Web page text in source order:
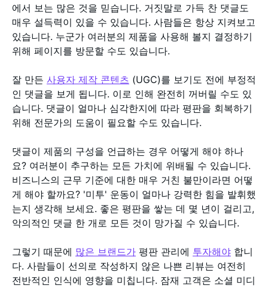
에서 보는 많은 것을 믿습니다. 거짓말로 가득 찬 댓글도
매우 설득력이 있을 수 있습니다. 사람들은 항상 지켜보고
있습니다. 누군가 여러분의 제품을 사용해 볼지 결정하기
위해 페이지를 방문할 수도 있습니다.
잘 만든 사용자 제작 콘텐츠 (UGC)를 보기도 전에 부정적
인 댓글을 보게 됩니다. 이로 인해 완전히 꺼버릴 수도 있
습니다. 댓글이 얼마나 심각한지에 따라 평판을 회복하기
위해 전문가의 도움이 필요할 수도 있습니다.
댓글이 제품의 구성을 언급하는 경우 어떻게 해야 하나
요? 여러분이 추구하는 모든 가치에 위배될 수 있습니다.
비즈니스의 근무 기준에 대한 매우 거친 불만이라면 어떻
게 해야 할까요? '미투' 운동이 얼마나 강력한 힘을 발휘했
는지 생각해 보세요. 좋은 평판을 쌓는 데 몇 년이 걸리고,
악의적인 댓글 한 개로 모든 것이 망가질 수 있습니다.
그렇기 때문에 많은 브랜드가 평판 관리에 투자해야 합니
다. 사람들이 선의로 작성하지 않은 나쁜 리뷰는 여전히
전반적인 인식에 영향을 미칩니다. 잠재 고객은 소셜 미디